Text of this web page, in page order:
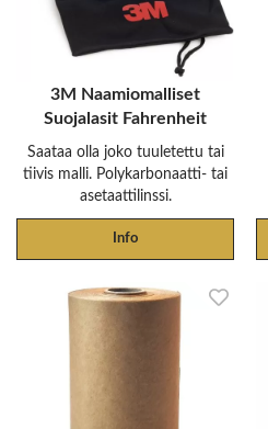
3M Naamiomalliset
Suojalasit Fahrenheit
Saataa olla joko tuuletettu tai
tiivis malli. Polykarbonaatti- tai
asetaattilinssi.
Info